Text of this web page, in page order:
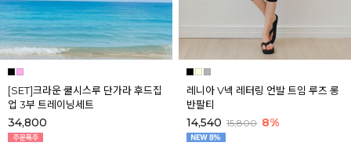
[SET]크라운 쿨시스루 단가라 후드집
업 3부 트레이닝세트
34,800
레니아 V넥 레터링 언발 트임 루즈 롱
반팔티
14,540 15,800 8%